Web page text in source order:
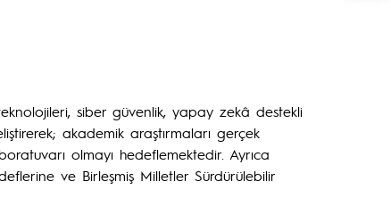
siber güvenlik, yapay zekâ destekli
akademik araştırmaları gerçek
olmayı hedeflemektedir. Ayrıca
ve Birleşmiş Milletler Sürdürülebilir